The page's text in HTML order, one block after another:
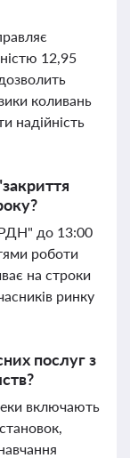
12,95
коливань
надійність
РДН" до 13:00
роботи
на строки
ринку
послуг з
включають